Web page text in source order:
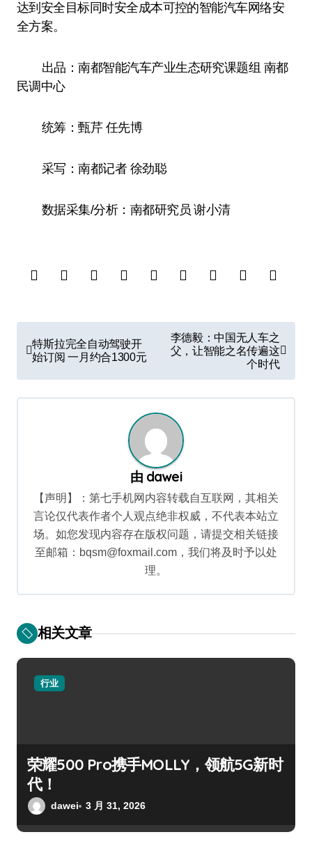
达到安全目标同时安全成本可控的智能汽车网络安
全方案。
出品：南都智能汽车产业生态研究课题组 南都
民调中心
统筹：甄芹 任先博
采写：南都记者 徐劲聪
数据采集/分析：南都研究员 谢小清
章
导
航
特斯拉完全自动驾驶开
始订阅 一月约合1300元
李德毅：中国无人车之
父，让智能之名传遍这
个时代
由 dawei
【声明】：第七手机网内容转载自互联网，其相关
言论仅代表作者个人观点绝非权威，不代表本站立
场。如您发现内容存在版权问题，请提交相关链接
至邮箱：bqsm@foxmail.com，我们将及时予以处
理。
相关文章
行业
荣耀500 Pro携手MOLLY，领航5G新时
代！
dawei 3 月 31, 2026